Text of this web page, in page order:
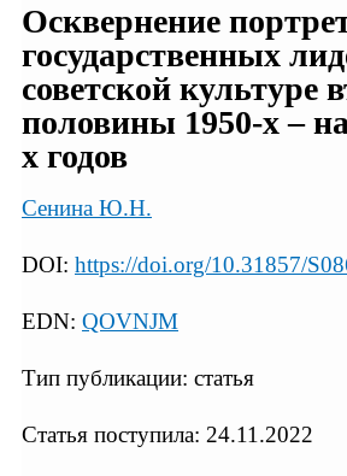
Осквернение
государственных
советской культуре
половины 1950-х –
х годов
Сенина Ю.Н.
DOI: https://doi.org/10.31857/
EDN: QOVNJM
Тип публикации: статья
Статья поступила: 24.11.2022